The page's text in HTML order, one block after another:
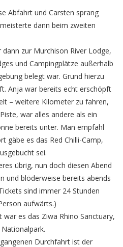
Abfahrt und Carsten sprang
dann beim zweiten
zur Murchison River Lodge,
und Campingplätze außerhalb
belegt war. Grund hierzu
Anja war bereits echt erschöpft
– weitere Kilometer zu fahren,
war alles andere als ein
bereits unter. Man empfahl
gäbe es das Red Chilli-Camp,
sei.
übrig, nun doch diesen Abend
und blöderweise bereits abends
sind immer 24 Stunden
aufwärts.)
es das Ziwa Rhino Sanctuary,
Durchfahrt ist der